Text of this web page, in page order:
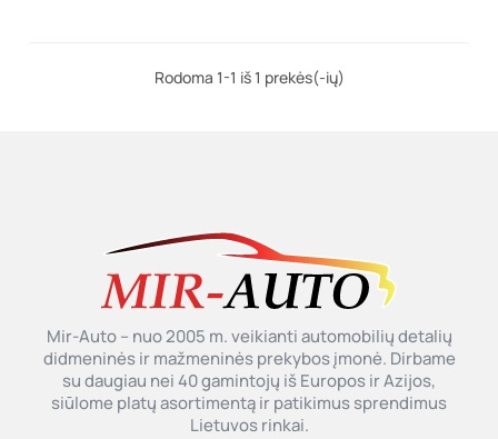
Rodoma 1-1 iš 1 prekės(-ių)
Mir-Auto – nuo 2005 m. veikianti automobilių detalių
didmeninės ir mažmeninės prekybos įmonė. Dirbame
su daugiau nei 40 gamintojų iš Europos ir Azijos,
siūlome platų asortimentą ir patikimus sprendimus
Lietuvos rinkai.